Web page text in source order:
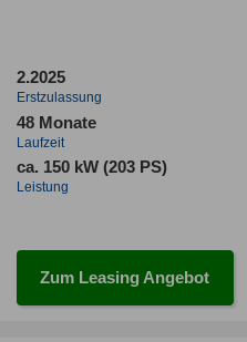
2.2025
Erstzulassung
48 Monate
Laufzeit
ca. 150 kW (203 PS)
Leistung
Zum Leasing Angebot